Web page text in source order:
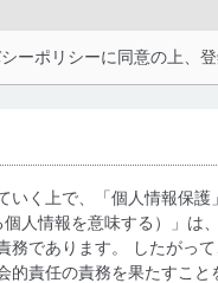
ーポリシーに同意の上、登
く上で、「個人情報保
人情報を意味する）」は
であります。 したがっ
責任の責務を果たすこと